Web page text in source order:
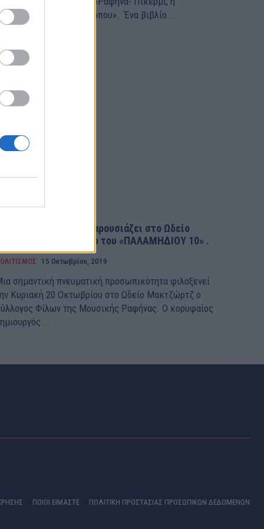
μακραίωνη ιστορία του τόπου». Ένα βιβλίο...
Ο Φώτος Λαμπρινός παρουσιάζει στο Ωδείο
ΜΑΚΤΖΩΡΤΖ, το βιβλίο του «ΠΑΛΑΜΗΔΙΟΥ 10» .
15 Οκτωβρίου, 2019
σημαντική πνευματική προσωπικότητα φιλοξενεί
Κυριακή 20 Οκτωβρίου στο Ωδείο Μακτζώρτζ ο
Φίλων της Μουσικής Ραφήνας. Ο κορυφαίος
ΠΟΙΟΊ ΕΊΜΑΣΤΕ ΠΟΛΙΤΙΚΗ ΠΡΟΣΤΑΣΙΑΣ ΠΡΟΣΩΠΙΚΩΝ ΔΕΔΟΜΕΝΩΝ